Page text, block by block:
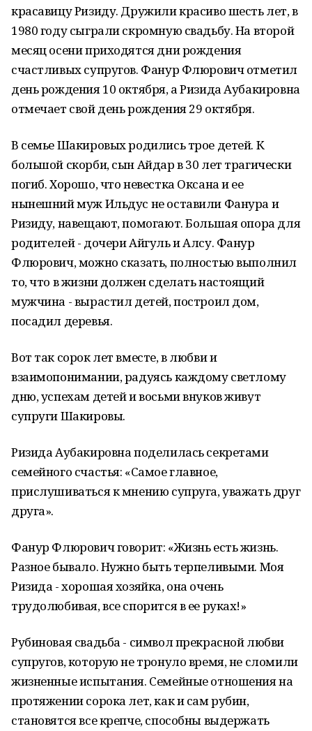
красавицу Ризиду. Дружили красиво шесть лет, в
1980 году сыграли скромную свадьбу. На второй
месяц осени приходятся дни рождения
счастливых супругов. Фанур Флюрович отметил
день рождения 10 октября, а Ризида Аубакировна
отмечает свой день рождения 29 октября.
В семье Шакировых родились трое детей. К
большой скорби, сын Айдар в 30 лет трагически
погиб. Хорошо, что невестка Оксана и ее
нынешний муж Ильдус не оставили Фанура и
Ризиду, навещают, помогают. Большая опора для
родителей - дочери Айгуль и Алсу. Фанур
Флюрович, можно сказать, полностью выполнил
то, что в жизни должен сделать настоящий
мужчина - вырастил детей, построил дом,
посадил деревья.
Вот так сорок лет вместе, в любви и
взаимопонимании, радуясь каждому светлому
дню, успехам детей и восьми внуков живут
супруги Шакировы.
Ризида Аубакировна поделилась секретами
семейного счастья: «Самое главное,
прислушиваться к мнению супруга, уважать друг
друга».
Фанур Флюрович говорит: «Жизнь есть жизнь.
Разное бывало. Нужно быть терпеливыми. Моя
Ризида - хорошая хозяйка, она очень
трудолюбивая, все спорится в ее руках!»
Рубиновая свадьба - символ прекрасной любви
супругов, которую не тронуло время, не сломили
жизненные испытания. Семейные отношения на
протяжении сорока лет, как и сам рубин,
становятся все крепче, способны выдержать